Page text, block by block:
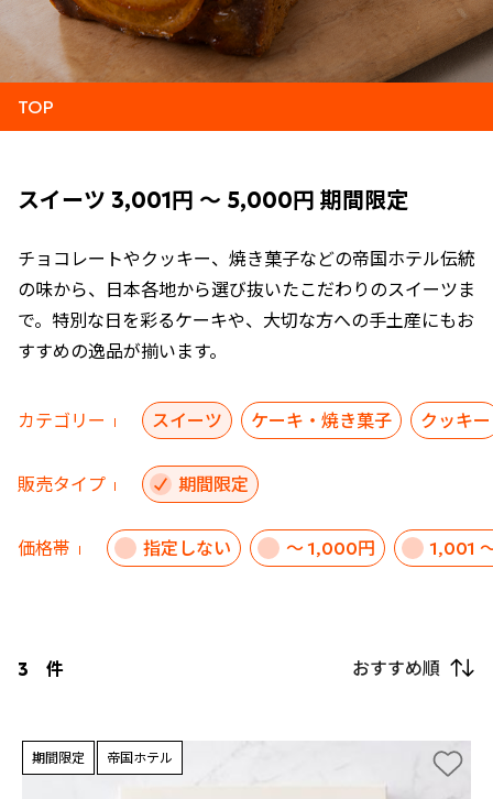
TOP
スイーツ 3,001円 ～ 5,000円 期間限定
チョコレートやクッキー、焼き菓子などの帝国ホテル伝統
の味から、日本各地から選び抜いたこだわりのスイーツま
で。特別な日を彩るケーキや、大切な方への手土産にもお
すすめの逸品が揃います。
カテゴリー スイーツ ケーキ・焼き菓子 クッキー
販売タイプ 期間限定
価格帯 指定しない ～ 1,000円 1,001
3 件 おすすめ順
期間限定 帝国ホテル